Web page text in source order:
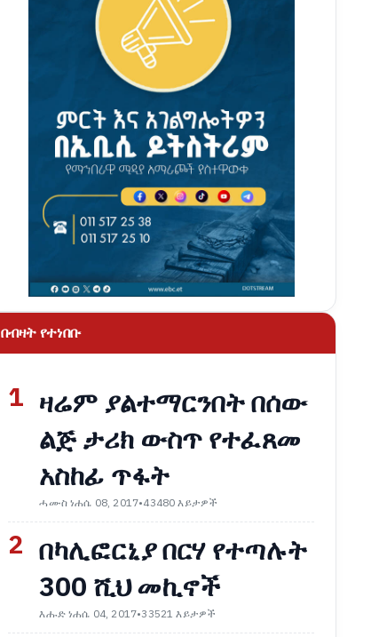
በብዛት የተነበቡ
1 ዛሬም ያልተማርንበት በሰው
ልጅ ታሪክ ውስጥ የተፈጸመ
አስከፊ ጥፋት
ሓሙስ ነሐሴ 08, 2017•43480 እይታዎች
2 በካሊፎርኒያ በርሃ የተጣሉት
300 ሺህ መኪኖች
እሑድ ነሐሴ 04, 2017•33521 እይታዎች